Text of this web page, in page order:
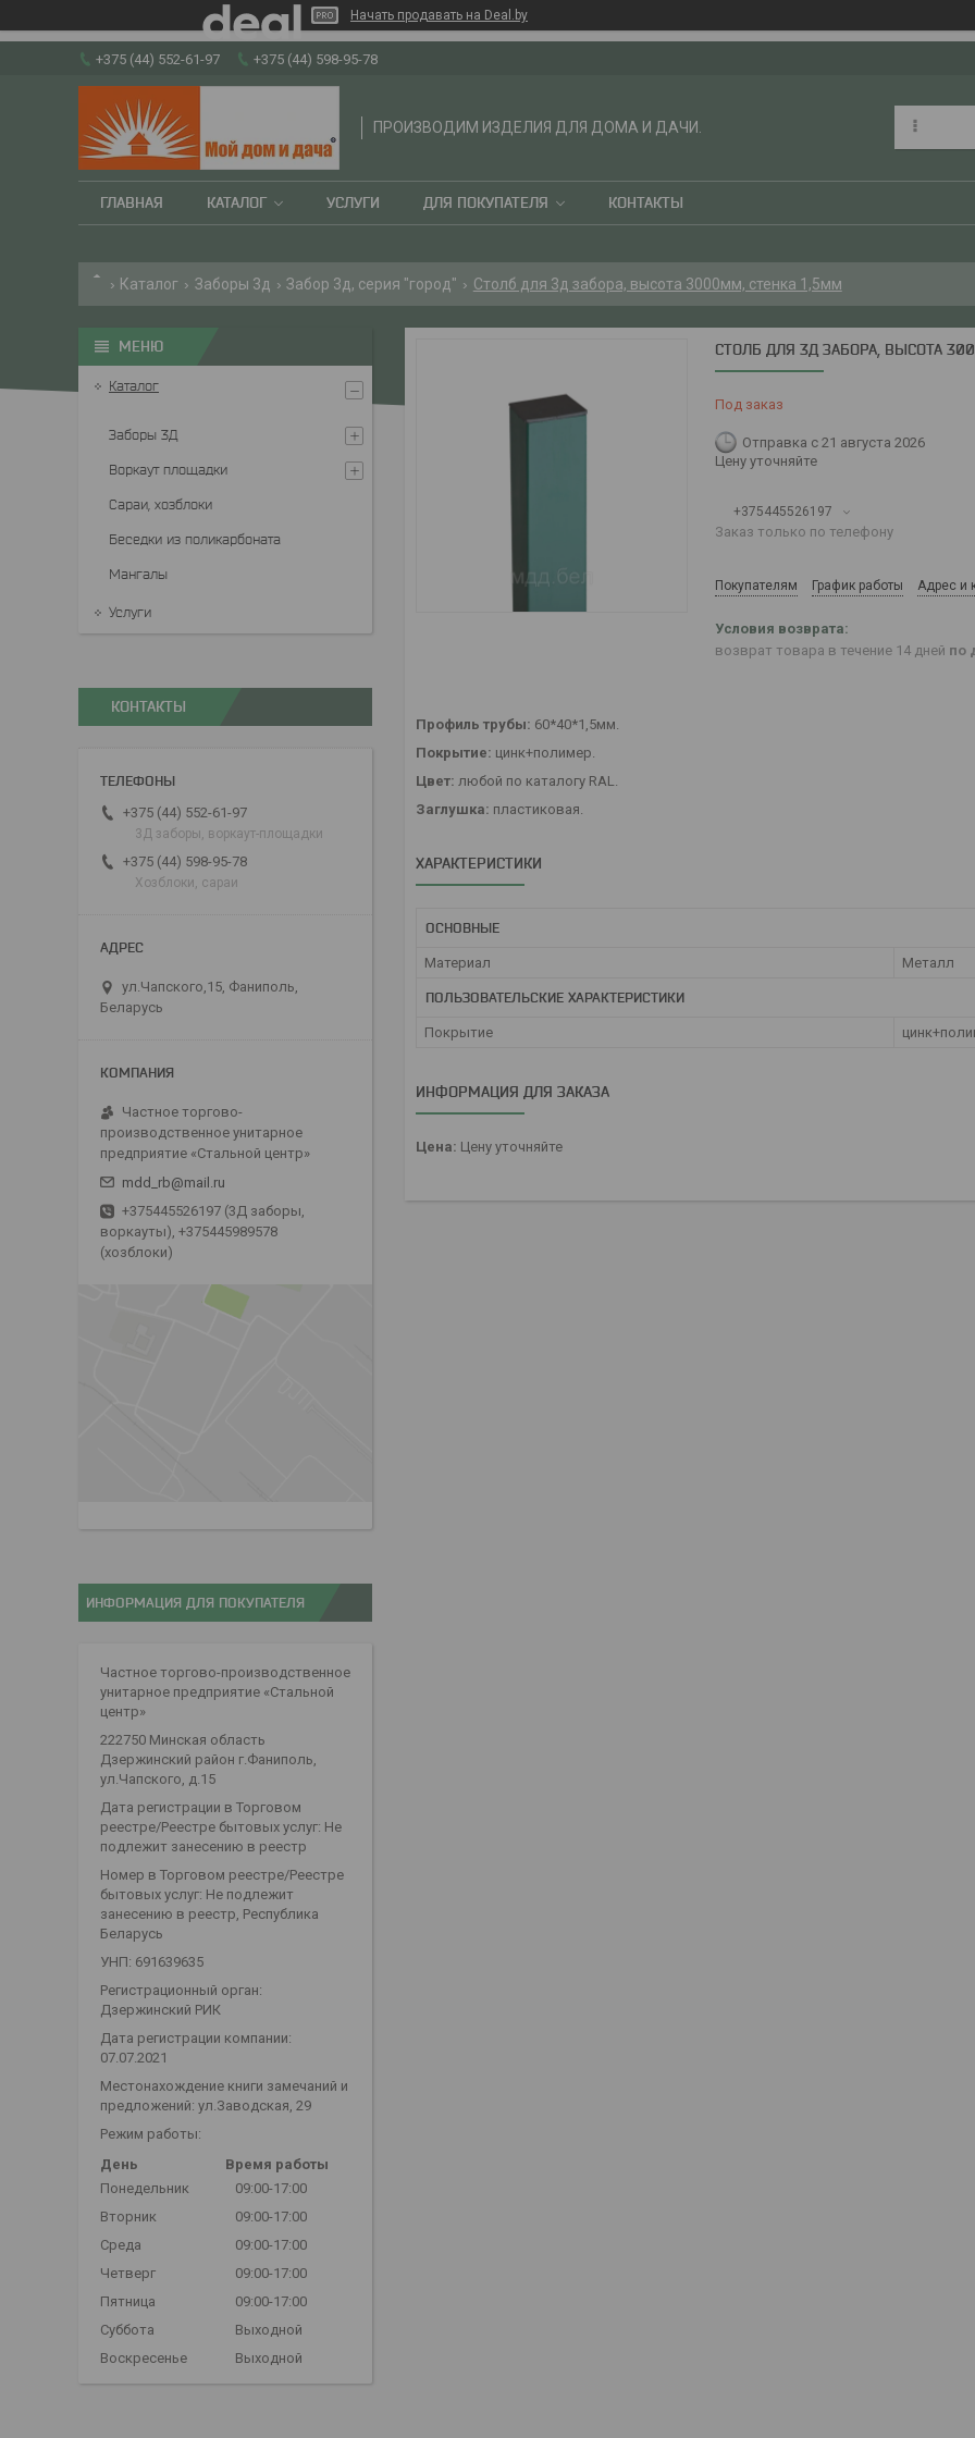
Начать продавать на Deal.by
+375 (44) 552-61-97 +375 (44) 598-95-78
ПРОИЗВОДИМ ИЗДЕЛИЯ ДЛЯ ДОМА И ДАЧИ.
ГЛАВНАЯ КАТАЛОГ УСЛУГИ ДЛЯ ПОКУПАТЕЛЯ КОНТАКТЫ
Каталог Заборы 3д Забор 3д, серия "город" Столб для 3д забора, высота 3000мм, стенка 1,5мм
СТОЛБ ДЛЯ 3Д ЗАБОРА, ВЫСОТА
Под заказ
Отправка с 21 августа 2026
Цену уточняйте
+375445526197
Заказ только по телефону
Покупателям График работы Адрес и
возврат товара в течение 14 дней по
Профиль трубы: 60*40*1,5мм.
Покрытие: цинк+полимер.
Цвет: любой по каталогу RAL.
Заглушка: пластиковая.
ХАРАКТЕРИСТИКИ
ОСНОВНЫЕ
Материал Металл
ПОЛЬЗОВАТЕЛЬСКИЕ ХАРАКТЕРИСТИКИ
Покрытие
ИНФОРМАЦИЯ ДЛЯ ЗАКАЗА
Цена: Цену уточняйте
Каталог
Заборы 3Д
Воркаут площадки
Сараи, хозблоки
Беседки из поликарбоната
Мангалы
Услуги
КОНТАКТЫ
+375 (44) 552-61-97
3Д заборы, воркаут-площадки
+375 (44) 598-95-78
Хозблоки, сараи
ул.Чапского,15, Фаниполь,
Беларусь
Частное торгово-
производственное унитарное
предприятие «Стальной центр»
mdd_rb@mail.ru
+375445526197 (3Д заборы,
воркауты), +375445989578
(хозблоки)
ИНФОРМАЦИЯ ДЛЯ ПОКУПАТЕЛЯ
Частное торгово-производственное
унитарное предприятие «Стальной
центр»
222750 Минская область
Дзержинский район г.Фаниполь,
ул.Чапского, д.15
Дата регистрации в Торговом
реестре/Реестре бытовых услуг: Не
подлежит занесению в реестр
Номер в Торговом реестре/Реестре
бытовых услуг: Не подлежит
занесению в реестр, Республика
Беларусь
УНП: 691639635
Регистрационный орган:
Дзержинский РИК
Дата регистрации компании:
07.07.2021
Местонахождение книги замечаний и
предложений: ул.Заводская, 29
Режим работы:
День
Время работы
Понедельник
09:00-17:00
Вторник
09:00-17:00
Среда
09:00-17:00
Четверг
09:00-17:00
Пятница
09:00-17:00
Суббота
Выходной
Воскресенье
Выходной